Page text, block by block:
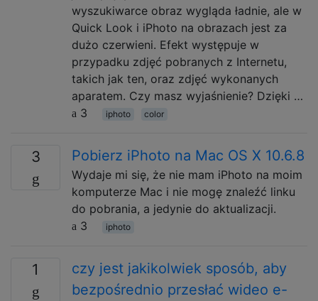
wyszukiwarce obraz wygląda ładnie, ale w
Quick Look i iPhoto na obrazach jest za
dużo czerwieni. Efekt występuje w
przypadku zdjęć pobranych z Internetu,
takich jak ten, oraz zdjęć wykonanych
aparatem. Czy masz wyjaśnienie? Dzięki …
3
iphoto color
3 Pobierz iPhoto na Mac OS X 10.6.8
Wydaje mi się, że nie mam iPhoto na moim
komputerze Mac i nie mogę znaleźć linku
do pobrania, a jedynie do aktualizacji.
3
iphoto
1
czy jest jakikolwiek sposób, aby
bezpośrednio przesłać wideo e-